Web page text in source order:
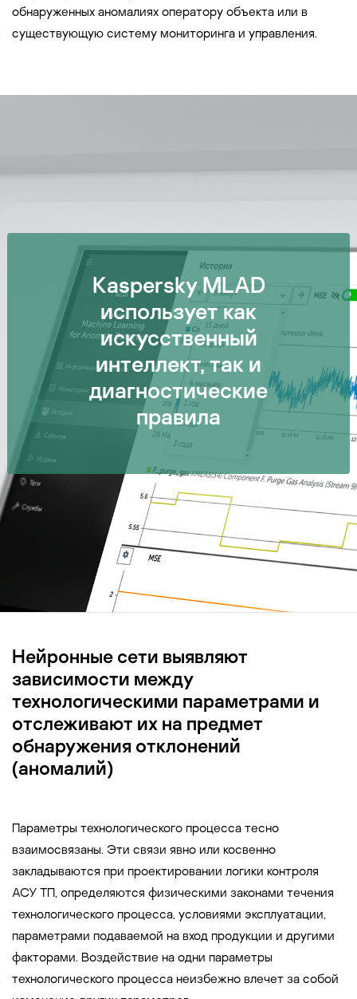
обнаруженных аномалиях оператору объекта или в
существующую систему мониторинга и управления.
Kaspersky MLAD
использует как
искусственный
интеллект, так и
диагностические
правила
Нейронные сети выявляют
зависимости между
технологическими параметрами и
отслеживают их на предмет
обнаружения отклонений
(аномалий)
Параметры технологического процесса тесно
взаимосвязаны. Эти связи явно или косвенно
закладываются при проектировании логики контроля
АСУ ТП, определяются физическими законами течения
технологического процесса, условиями эксплуатации,
параметрами подаваемой на вход продукции и другими
факторами. Воздействие на одни параметры
технологического процесса неизбежно влечет за собой